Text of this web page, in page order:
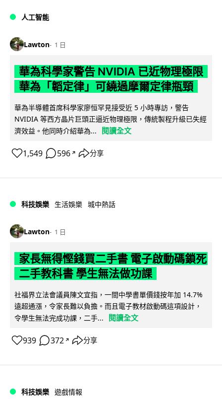
人工智能
Lawton 1 日
華為科學家警告 NVIDIA 已近物理極限
華為「韜定律」可繞過摩爾定律瓶頸
華為半導體首席科學家廖恒罕見接受近 5 小時專訪，警告
NVIDIA 等西方晶片巨頭正逼近物理極限，傳統製程升級已失經
濟效益。他同時介紹華為...
閱讀全文
1,549 596 ↗ 分享
科技娛樂 生活娛樂 城中熱話
Lawton 1 日
家長無得慳錢買二手書 電子啟動碼鎖死
二手教科書 學生無法做功課
社福界立法會議員陳文宜指，一間中學書單價錢按年加 14.7%
遠超通漲，令家長難以負擔。而且電子教材啟動碼這項設計，
令學生無法完成功課，二手...
閱讀全文
939 372 ↗ 分享
科技娛樂 遊戲情報